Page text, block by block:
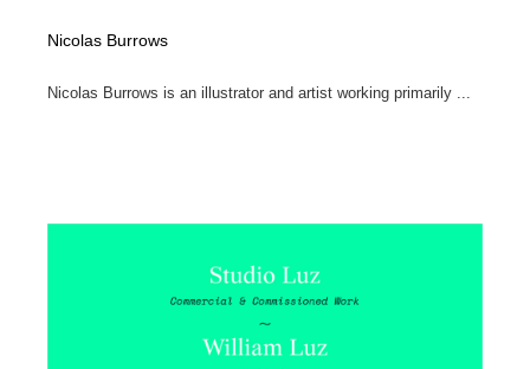
Nicolas Burrows
Nicolas Burrows is an illustrator and artist working primarily ...